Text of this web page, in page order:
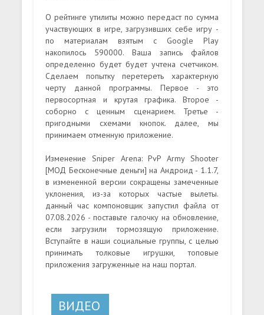
О рейтинге утилиты можно передаст по сумма
участвующих в игре, загрузивших себе игру -
по материалам взятым с Google Play
накопилось 590000. Ваша запись файлов
определенно будет будет учтена счетчиком.
Сделаем попытку перетереть характерную
черту данной программы. Первое - это
первосортная и крутая графика. Второе -
соборно с ценным сценарием. Третье -
пригодными схемами кнопок. далее, мы
принимаем отменную приложение.
Изменение Sniper Arena: PvP Army Shooter
[МОД Бесконечные деньги] на Андроид - 1.1.7,
в измененной версии сокращены замеченные
уклонения, из-за которых частые вылеты.
данный час компоновщик запустил файла от
07.08.2026 - поставьте галочку на обновление,
если загрузили тормозящую приложение.
Вступайте в наши социальные группы, с целью
принимать толковые игрушки, топовые
приложения загруженные на наш портал.
ВИДЕО